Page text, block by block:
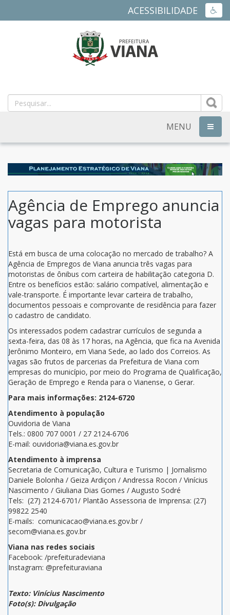
ACESSIBILIDADE
MUNICIPAL
DE
VIANA
ES
MENU
Agência de Emprego anuncia
vagas para motorista
Está em busca de uma colocação no mercado de trabalho? A
Agência de Empregos de Viana anuncia três vagas para
motoristas de ônibus com carteira de habilitação categoria D.
Entre os benefícios estão: salário compatível, alimentação e
vale-transporte. É importante levar carteira de trabalho,
documentos pessoais e comprovante de residência para fazer
o cadastro de candidato.
Os interessados podem cadastrar currículos de segunda a
sexta-feira, das 08 às 17 horas, na Agência, que fica na Avenida
Jerônimo Monteiro, em Viana Sede, ao lado dos Correios. As
vagas são frutos de parcerias da Prefeitura de Viana com
empresas do município, por meio do Programa de Qualificação,
Geração de Emprego e Renda para o Vianense, o Gerar.
Para mais informações: 2124-6720
Atendimento à população
Ouvidoria de Viana
Tels.: 0800 707 0001 / 27 2124-6706
E-mail: ouvidoria@viana.es.gov.br
Atendimento à imprensa
Secretaria de Comunicação, Cultura e Turismo | Jornalismo
Daniele Bolonha / Geiza Ardiçon / Andressa Rocon / Vinícius
Nascimento / Giuliana Dias Gomes / Augusto Sodré
Tels: (27) 2124-6701/ Plantão Assessoria de Imprensa: (27)
99822 2540
E-mails: comunicacao@viana.es.gov.br /
secom@viana.es.gov.br
Viana nas redes sociais
Facebook: /prefeituradeviana
Instagram: @prefeituraviana
Texto: Vinícius Nascimento
Foto(s): Divulgação